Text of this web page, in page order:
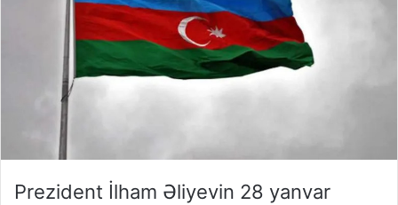
Prezident İlham Əliyevin 28 yanvar